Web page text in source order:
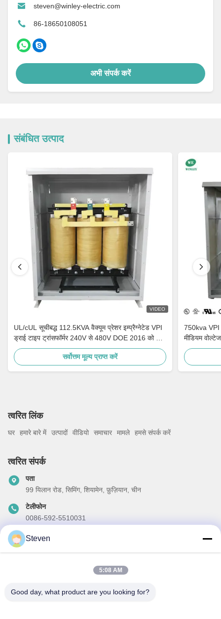
steven@winley-electric.com
86-18650108051
अभी संपर्क करें
संबंधित उत्पाद
VIDEO
UL/cUL सूचीबद्ध 112.5KVA वैक्यूम प्रेशर इम्प्रैग्नेटेड VPI
ड्राई टाइप ट्रांसफॉर्मर 240V से 480V DOE 2016 को पूरा
करता है
सर्वोत्तम मूल्य प्राप्त करें
750kva VPI
मीडियम
त्वरित लिंक
घर हमारे बारे में उत्पादों वीडियो समाचार मामले हमसे संपर्क करें
त्वरित संपर्क
पता
99 यिलान रोड, सिमिंग, शियामेन, फ़ुज़ियान, चीन
टेलीफोन
0086-592-5510031
ईमेल
हमारा समाचार पत्र
Steven
5:08 AM
Good day, what product are you looking for?